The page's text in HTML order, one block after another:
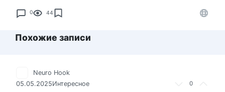
0 44
Похожие записи
0
Neuro Hook
05.05.2025Интересное